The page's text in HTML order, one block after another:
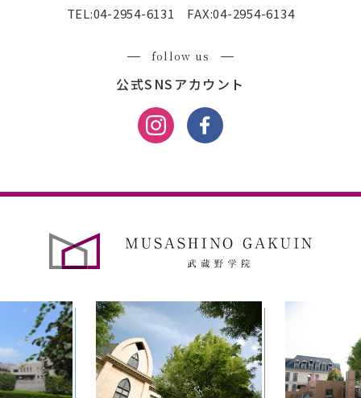
TEL:04-2954-6131 FAX:04-2954-6134
follow us
公式SNSアカウント